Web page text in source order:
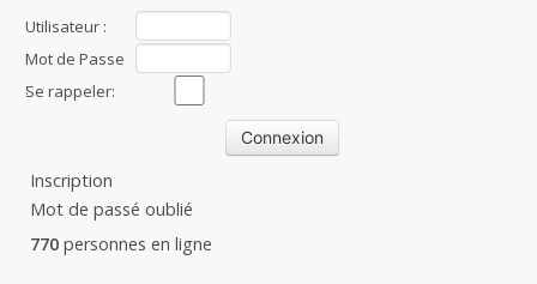
Utilisateur :
Mot de Passe
:Se rappeler:
Inscription
Mot de passé oublié
770 personnes en ligne